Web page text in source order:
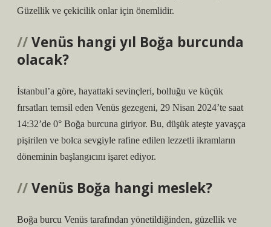
Güzellik ve çekicilik onlar için önemlidir.
Venüs hangi yıl Boğa burcunda
olacak?
İstanbul’a göre, hayattaki sevinçleri, bolluğu ve küçük
fırsatları temsil eden Venüs gezegeni, 29 Nisan 2024’te saat
14:32’de 0° Boğa burcuna giriyor. Bu, düşük ateşte yavaşça
pişirilen ve bolca sevgiyle rafine edilen lezzetli ikramların
döneminin başlangıcını işaret ediyor.
Venüs Boğa hangi meslek?
Boğa burcu Venüs tarafından yönetildiğinden, güzellik ve